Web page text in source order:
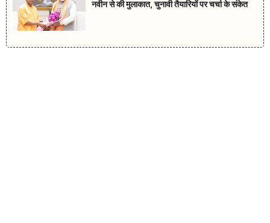
नवीन से की मुलाकात, चुनावी तैयारियों पर चर्चा के संकेत